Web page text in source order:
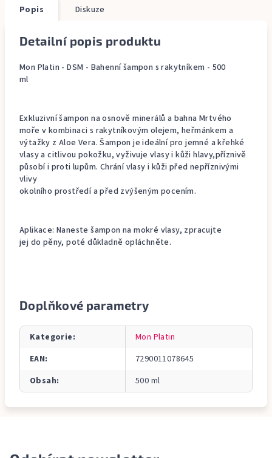
Popis Diskuze
Detailní popis produktu
Mon Platin - DSM - Bahenní šampon s rakytníkem - 500
ml
Exkluzivní šampon na osnově minerálů a bahna Mrtvého
moře v kombinaci s rakytníkovým olejem, heřmánkem a
výtažky z Aloe Vera. Šampon je ideální pro jemné a křehké
vlasy a citlivou pokožku, vyživuje vlasy i kůži hlavy,příznivě
působí i proti lupům. Chrání vlasy i kůži před nepříznivými
vlivy
okolního prostředí a před zvýšeným pocením.
Aplikace: Naneste šampon na mokré vlasy, zpracujte
jej do pěny, poté důkladně opláchněte.
Doplňkové parametry
Kategorie:
Mon Platin
EAN:
7290011078645
Obsah: 500 ml